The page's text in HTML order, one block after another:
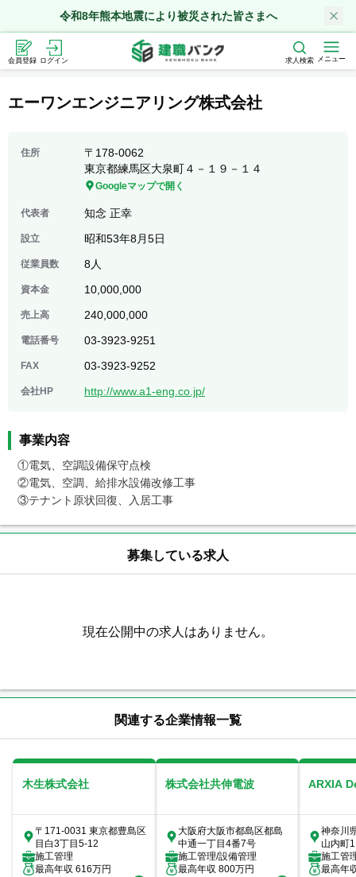
令和8年熊本地震により被災された皆さまへ
会員登録 ログイン 求人検索 メニュー
エーワンエンジニアリング株式会社
住所 〒 178-0062
東京都練馬区大泉町４－１９－１４
Googleマップで開く
代表者 知念 正幸
設立 昭和53年8月5日
従業員数 8人
資本金 10,000,000
売上高 240,000,000
電話番号 03-3923-9251
FAX 03-3923-9252
会社HP http://www.a1-eng.co.jp/
事業内容
①電気、空調設備保守点検
②電気、空調、給排水設備改修工事
③テナント原状回復、入居工事
募集している求人
現在公開中の求人はありません。
関連する企業情報一覧
木生株式会社
〒171-0031 東京都豊島区
目白3丁目5-12
施工管理
最高年収 616万円
株式会社共伸電波
大阪府大阪市都島区都島
中通一丁目4番7号
施工管理/設備管理
最高年収 800万円
ARXIA
神奈川
山内町
室
施工管
最高年